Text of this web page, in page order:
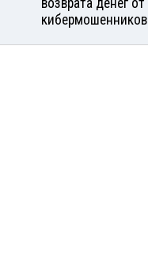
возврата денег от
кибермошенников